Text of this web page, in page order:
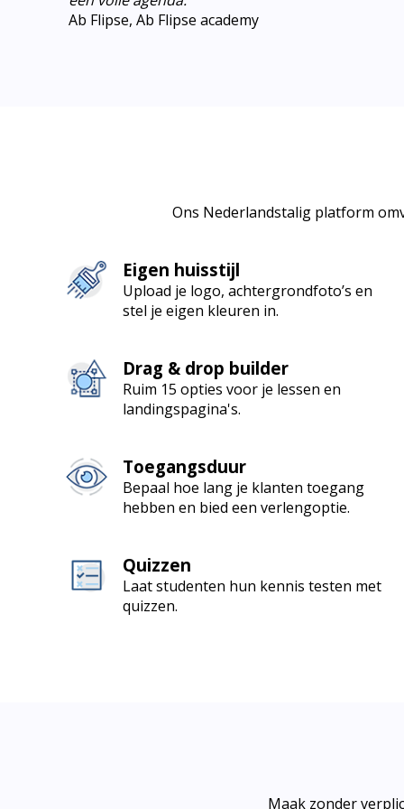
Ab Flipse, Ab Flipse academy
Ons Nederlandstalig platform
Eigen huisstijl
Upload je logo, achtergrondfoto’s en
stel je eigen kleuren in.
Drag & drop builder
Ruim 15 opties voor je lessen en
landingspagina's.
Toegangsduur
Bepaal hoe lang je klanten toegang
hebben en bied een verlengoptie.
Quizzen
Laat studenten hun kennis testen met
quizzen.
Maak zonder